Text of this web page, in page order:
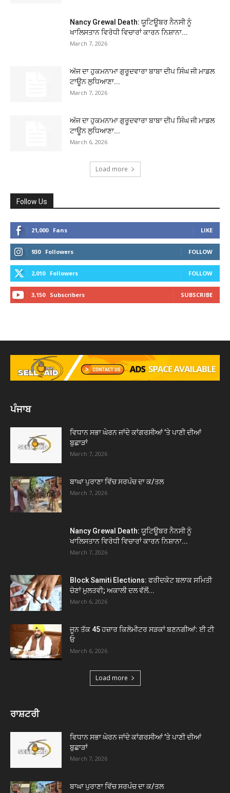
Nancy Grewal Death: ਯੂਟਿਊਬਰ ਨੈਨਸੀ ਨੂੰ
ਖਾਲਿਸਤਾਨ ਵਿਰੋਧੀ ਵਿਚਾਰਾਂ ਕਾਰਨ ਨਿਸ਼ਾਨਾ...
March 7, 2026
ਅੱਜ ਦਾ ਹੁਕਮਨਾਮਾ ਗੁਰੂਦਵਾਰਾ ਬਾਬਾ ਦੀਪ ਸਿੰਘ ਜੀ ਮਾਡਲ
ਟਾਊਨ ਲੁਧਿਆਣਾ...
March 7, 2026
ਅੱਜ ਦਾ ਹੁਕਮਨਾਮਾ ਗੁਰੂਦਵਾਰਾ ਬਾਬਾ ਦੀਪ ਸਿੰਘ ਜੀ ਮਾਡਲ
ਟਾਊਨ ਲੁਧਿਆਣਾ...
March 6, 2026
Load more
Follow Us
21,000 Fans LIKE
930 Followers FOLLOW
2,010 Followers FOLLOW
3,150 Subscribers SUBSCRIBE
ਪੰਜਾਬ
ਵਿਧਾਨ ਸਭਾ ਘੇਰਨ ਜਾਂਦੇ ਕਾਂਗਰਸੀਆਂ ’ਤੇ ਪਾਣੀ ਦੀਆਂ
ਬੁਛਾੜਾਂ
March 7, 2026
ਬਾਘਾ ਪੁਰਾਣਾ ਵਿੱਚ ਸਰਪੰਚ ਦਾ ਕ/ਤਲ
March 7, 2026
Nancy Grewal Death: ਯੂਟਿਊਬਰ ਨੈਨਸੀ ਨੂੰ
ਖਾਲਿਸਤਾਨ ਵਿਰੋਧੀ ਵਿਚਾਰਾਂ ਕਾਰਨ ਨਿਸ਼ਾਨਾ...
March 7, 2026
Block Samiti Elections: ਫਰੀਦਕੋਟ ਬਲਾਕ ਸਮਿਤੀ
ਚੋਣਾਂ ਮੁਲਤਵੀ; ਅਕਾਲੀ ਦਲ ਵੱਲੋਂ...
March 6, 2026
ਜੂਨ ਤੱਕ 45 ਹਜ਼ਾਰ ਕਿਲੋਮੀਟਰ ਸੜਕਾਂ ਬਣਨਗੀਆਂ: ਈ ਟੀ
ਓ
March 6, 2026
Load more
ਰਾਸ਼ਟਰੀ
ਵਿਧਾਨ ਸਭਾ ਘੇਰਨ ਜਾਂਦੇ ਕਾਂਗਰਸੀਆਂ ’ਤੇ ਪਾਣੀ ਦੀਆਂ
ਬੁਛਾੜਾਂ
March 7, 2026
ਬਾਘਾ ਪੁਰਾਣਾ ਵਿੱਚ ਸਰਪੰਚ ਦਾ ਕ/ਤਲ